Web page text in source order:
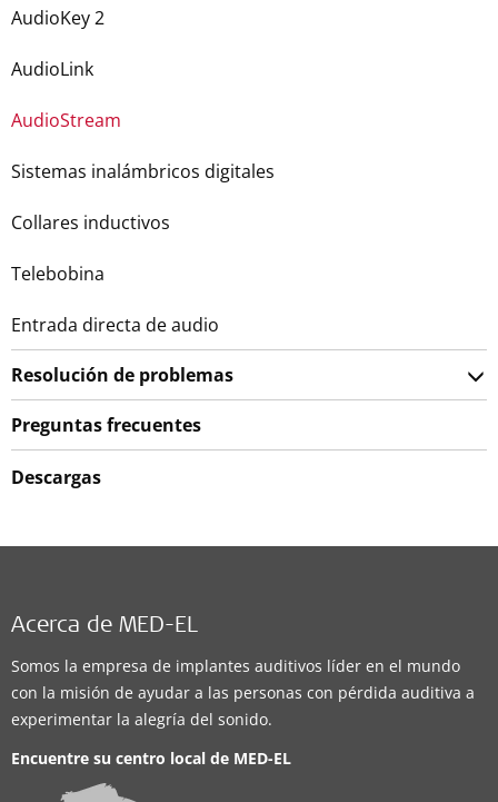
AudioKey 2
AudioLink
AudioStream
Sistemas inalámbricos digitales
Collares inductivos
Telebobina
Entrada directa de audio
Resolución de problemas
Preguntas frecuentes
Descargas
Acerca de MED-EL
Somos la empresa de implantes auditivos líder en el mundo
con la misión de ayudar a las personas con pérdida auditiva a
experimentar la alegría del sonido.
Encuentre su centro local de MED-EL